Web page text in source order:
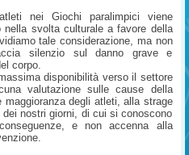
nei Giochi paralimpici viene
svolta culturale a favore della
tale considerazione, ma non
silenzio sul danno grave e
corpo.
disponibilità verso il settore
valutazione sulle cause della
degli atleti, alla strage
nostri giorni, di cui si conoscono
e non accenna alla